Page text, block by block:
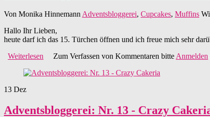
Von Monika Hinnemann Adventsbloggerei, Cupcakes, Muffins
Hallo Ihr Lieben,
heute darf ich das 15. Türchen öffnen und ich freue mich sehr
Weiterlesen über Adventsbloggerei: Nr. 15 - Süsse Zaubereien
Zum Verfassen von Kommentaren bitte Anmelden
13 Dez
Adventsbloggerei: Nr. 13 - Crazy